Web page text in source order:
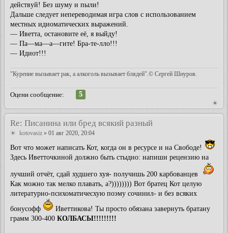
действуй! Без шуму и пыли!
Дальше следует непереводимая игра слов с использованием
местных идиоматических выражений.
— Иветта, остановите её, я выйду!
— Па—ма—а—гите! Бра-те-лло!!!
— Идиот!!!
"Курение вызывает рак, а алкоголь вызывает блядей".© Сергей Шнуров.
Оцени сообщение:
5
Re: Писанина или бред всякий разный
kotovasiz » 01 авг 2020, 20:04
Вот что может написать Кот, когда он в ресурсе и на Свободе!
Здесь Иветточкиной должно быть стыдно: напиши рецензию на
лучший отчёт, сдай худшего хуя- получишь 200 карбованцев
Как можно так мелко плавать, а?)))))))) Вот братец Кот целую
литературно-психоматичесхую поэму сочинил- и без всяких
бонусофф
Иветтикова! Ты просто обязана завернуть братану
грамм 300-400 КОЛБАСЫ!!!!!!!!!